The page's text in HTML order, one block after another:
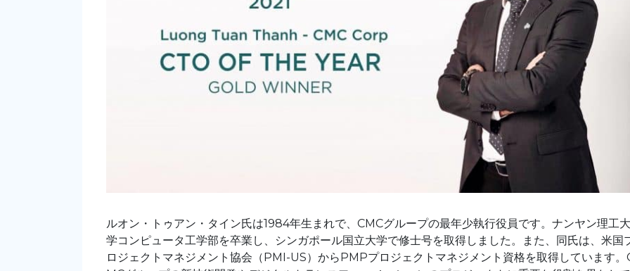
ルオン・トゥアン・タイン氏は1984年生まれで、CMCグループの最年少執行役員です。ナンヤン理工大
学コンピュータ工学部を卒業し、シンガポール国立大学で修士号を取得しました。また、同氏は、米国
ロジェクトマネジメント協会（PMI-US）からPMPプロジェクトマネジメント資格を取得しています。